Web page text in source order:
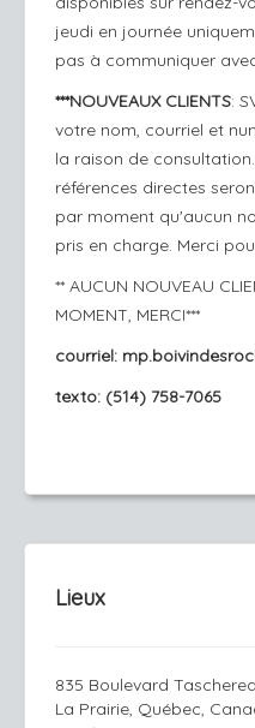
jeudi en journée
pas à communiquer
***NOUVEAUX CLIENTS:
votre nom, courriel et
la raison de
références directes
par moment qu'aucun
pris en charge. Merci
** AUCUN NOUVEAU
MOMENT, MERCI***
courriel:
texto: (514) 758-7065
Lieux
835 Boulevard
La Prairie, Québec,